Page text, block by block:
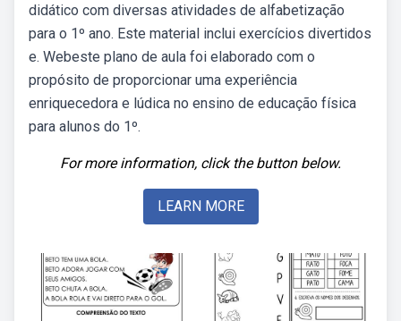
didático com diversas atividades de alfabetização
para o 1º ano. Este material inclui exercícios divertidos
e. Webeste plano de aula foi elaborado com o
propósito de proporcionar uma experiência
enriquecedora e lúdica no ensino de educação física
para alunos do 1º.
For more information, click the button below.
LEARN MORE